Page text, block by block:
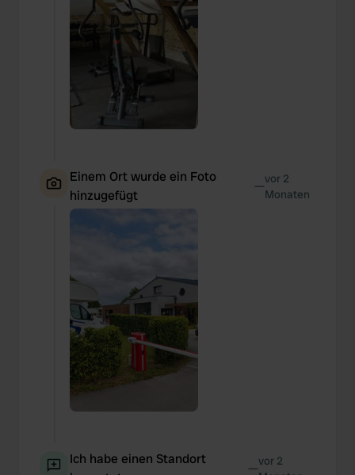
Einem Ort wurde ein Foto
hinzugefügt
—vor 2
Monaten
Ich habe einen Standort
—vor 2